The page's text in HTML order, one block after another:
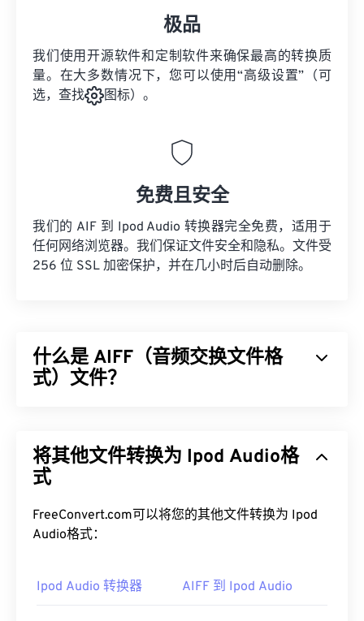
极品
我们使用开源软件和定制软件来确保最高的转换质
量。在大多数情况下，您可以使用“高级设置”（可
选，查找
图标）。
免费且安全
我们的 AIF 到 Ipod Audio 转换器完全免费，适用于
任何网络浏览器。我们保证文件安全和隐私。文件受
256 位 SSL 加密保护，并在几小时后自动删除。
什么是 AIFF（音频交换文件格
式）文件？
它，尤其是 Apple 平台的用户。它是无损的，这意
味着原始音频的质量和数据不会丢失，但这也意味着
和音符，这对音乐家来说非常有用。
默认情况下，AIFF 会在 Windows Media Player
将其他文件转换为 Ipod Audio格
式
FreeConvert.com可以将您的其他文件转换为 Ipod
Audio格式：
Ipod Audio 转换器 AIFF 到 Ipod Audio